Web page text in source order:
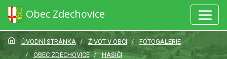
Obec Zdechovice
ÚVODNÍ STRÁNKA ŽIVOT V OBCI
FOTOGALERIE
OBEC ZDECHOVICE
HASIČI